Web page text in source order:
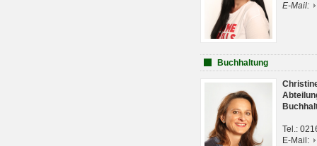
E-Mail:
Buchhaltung
Tel.:
E-Mail: